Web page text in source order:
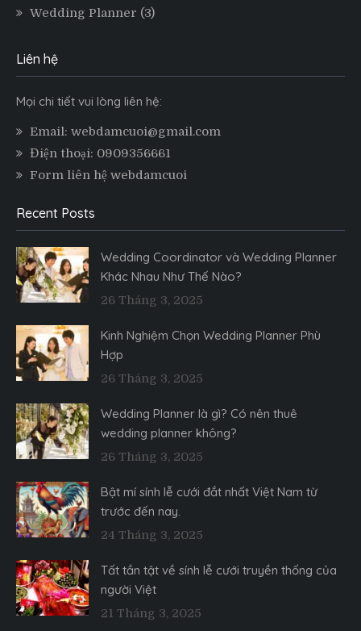
Wedding Planner (3)
Liên hệ
Mọi chi tiết vui lòng liên hệ:
Email: webdamcuoi@gmail.com
Điện thoại: 0909356661
Form liên hệ webdamcuoi
Recent Posts
Wedding Coordinator và Wedding Planner
Khác Nhau Như Thế Nào?
26 Tháng 3, 2025
Kinh Nghiệm Chọn Wedding Planner Phù
Hợp
26 Tháng 3, 2025
Wedding Planner là gì? Có nên thuê
wedding planner không?
26 Tháng 3, 2025
Bật mí sính lễ cưới đắt nhất Việt Nam từ
trước đến nay.
24 Tháng 3, 2025
Tất tần tật về sính lễ cưới truyền thống của
người Việt
21 Tháng 3, 2025